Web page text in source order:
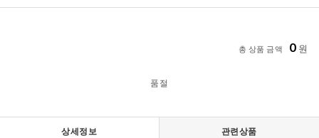
총 상품 금액 0 원
품절
상세정보 관련상품